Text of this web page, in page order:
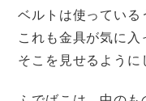
ベルトは使っている
これも金具が気に入
そこを見せるように